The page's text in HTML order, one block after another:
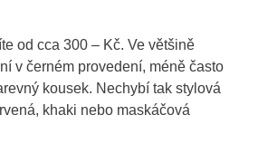
od cca 300 – Kč. Ve většině
v černém provedení, méně často
kousek. Nechybí tak stylová
khaki nebo maskáčová